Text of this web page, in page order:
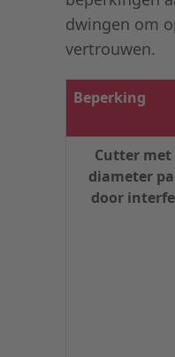
dwingen om
vertrouwen.
Beperking
Cutter
diameter
door